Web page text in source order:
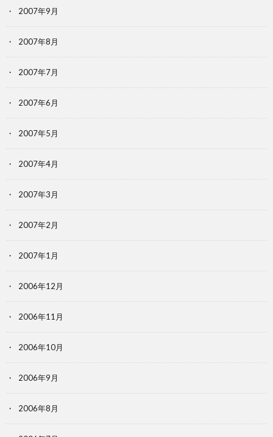
2007年9月
2007年8月
2007年7月
2007年6月
2007年5月
2007年4月
2007年3月
2007年2月
2007年1月
2006年12月
2006年11月
2006年10月
2006年9月
2006年8月